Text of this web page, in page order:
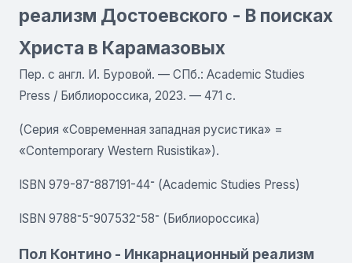
реализм Достоевского - В поисках
Христа в Карамазовых
Пер. с англ. И. Буровой. — СПб.: Academic Studies
Press / Библиороссика, 2023. — 471 с.
(Серия «Современная западная русистика» =
«Contemporary Western Rusistika»).
ISBN 979-87־887191-44־ (Academic Studies Press)
ISBN 9788־58־907532־5־ (Библиороссика)
Пол Контино - Инкарнационный реализм